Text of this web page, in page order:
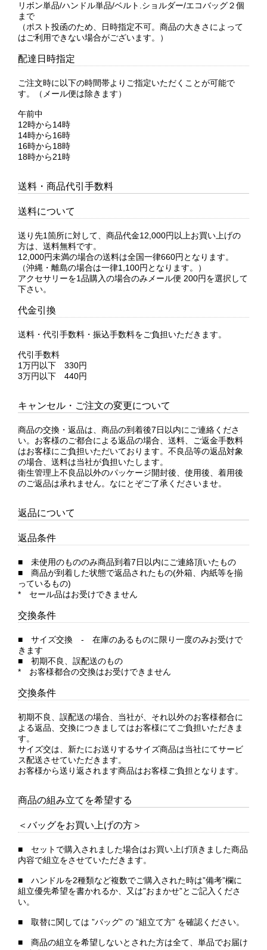
リボン単品/ハンドル単品/ベルト.ショルダー/エコバッグ２個
まで
（ポスト投函のため、日時指定不可。商品の大きさによって
はご利用できない場合がございます。）
配達日時指定
ご注文時に以下の時間帯よりご指定いただくことが可能で
す。（メール便は除きます）
午前中
12時から14時
14時から16時
16時から18時
18時から21時
送料・商品代引手数料
送料について
送り先1箇所に対して、商品代金12,000円以上お買い上げの
方は、送料無料です。
12,000円未満の場合の送料は全国一律660円となります。
（沖縄・離島の場合は一律1,100円となります。）
アクセサリーを1品購入の場合のみメール便 200円を選択して
下さい。
代金引換
送料・代引手数料・振込手数料をご負担いただきます。
代引手数料
1万円以下 330円
3万円以下 440円
キャンセル・ご注文の変更について
商品の交換・返品は、商品の到着後7日以内にご連絡くださ
い。お客様のご都合による返品の場合、送料、ご返金手数料
はお客様にご負担いただいております。不良品等の返品対象
の場合、送料は当社が負担いたします。
衛生管理上不良品以外のパッケージ開封後、使用後、着用後
のご返品は承れません。なにとぞご了承くださいませ。
返品について
返品条件
■ 未使用のもののみ商品到着7日以内にご連絡頂いたもの
■ 商品が到着した状態で返品されたもの(外箱、内紙等を揃
っているもの)
* セール品はお受けできません
交換条件
■ サイズ交換 - 在庫のあるものに限り一度のみお受けで
きます
■ 初期不良、誤配送のもの
* お客様都合の交換はお受けできません
交換条件
初期不良、誤配送の場合、当社が、それ以外のお客様都合に
よる返品、交換につきましてはお客様にてご負担いただきま
す。
サイズ交は、新たにお送りするサイズ商品は当社にてサービ
ス配送させていただきます。
お客様から送り返されます商品はお客様ご負担となります。
商品の組み立てを希望する
＜バッグをお買い上げの方＞
■ セットで購入されました場合はお買い上げ頂きました商品
内容で組立をさせていただきます。
■ ハンドルを2種類など複数でご購入された時は”備考”欄に
組立優先希望を書かれるか、又は”おまかせ”とご記入くださ
い。
■ 取替に関しては ”バッグ” の ”組立て方” を確認ください。
■ 商品の組立を希望しないとされた方は全て、単品でお届け